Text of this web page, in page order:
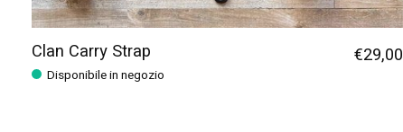
Clan Carry Strap
Disponibile in negozio
€29,00